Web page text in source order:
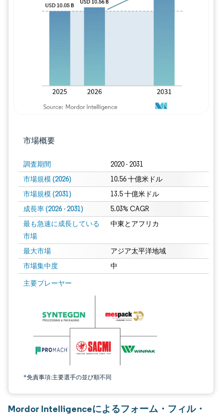
市場概要
調査期間 2020 - 2031
市場規模 (2026) 10.56 十億米ドル
市場規模 (2031) 13.5 十億米ドル
成長率 (2026 - 2031) 5.03% CAGR
最も急速に成長している
市場
中東とアフリカ
最大市場 アジア太平洋地域
市場集中度 中
主要プレーヤー
*免責事項:主要選手の並び順不同
画像 © Mordor Intelligence。再利用にはCC BY 4.0の表示が必要です。
Mordor Intelligenceによるフォーム・フィル・